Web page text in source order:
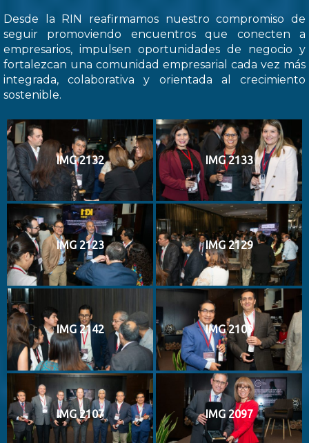
Desde la RIN reafirmamos nuestro compromiso de
seguir promoviendo encuentros que conecten a
empresarios, impulsen oportunidades de negocio y
fortalezcan una comunidad empresarial cada vez más
integrada, colaborativa y orientada al crecimiento
sostenible.
IMG 2132 IMG 2133
IMG 2123 IMG 2129
IMG 2142 IMG 2109
IMG 2107 IMG 2097